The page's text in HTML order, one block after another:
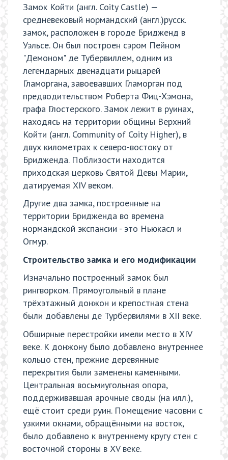
Замок Койти (англ. Coity Castle) —
средневековый нормандский (англ.)русск.
замок, расположен в городе Бридженд в
Уэльсе. Он был построен сэром Пейном
"Демоном" де Тубервиллем, одним из
легендарных двенадцати рыцарей
Гламоргана, завоевавших Гламорган под
предводительством Роберта Фиц-Хэмона,
графа Глостерского. Замок лежит в руинах,
находясь на территории общины Верхний
Койти (англ. Community of Coity Higher), в
двух километрах к северо-востоку от
Бридженда. Поблизости находится
приходская церковь Святой Девы Марии,
датируемая XIV веком.
Другие два замка, построенные на
территории Бридженда во времена
нормандской экспансии - это Ньюкасл и
Огмур.
Строительство замка и его модификации
Изначально построенный замок был
рингворком. Прямоугольный в плане
трёхэтажный донжон и крепостная стена
были добавлены де Турбервилями в XII веке.
Обширные перестройки имели место в XIV
веке. К донжону было добавлено внутреннее
кольцо стен, прежние деревянные
перекрытия были заменены каменными.
Центральная восьмиугольная опора,
поддерживавшая арочные своды (на илл.),
ещё стоит среди руин. Помещение часовни с
узкими окнами, обращёнными на восток,
было добавлено к внутреннему кругу стен с
восточной стороны в XV веке.